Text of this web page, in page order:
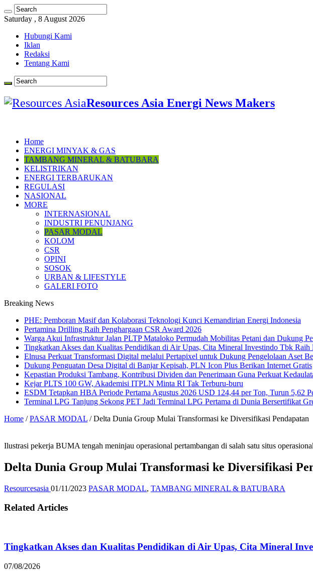
Saturday , 8 August 2026
Hubungi Kami
Iklan
Redaksi
Tentang Kami
Resources Asia Energi News Makers
Home
ENERGI MINYAK & GAS
TAMBANG MINERAL & BATUBARA
KELISTRIKAN
ENERGI TERBARUKAN
REGULASI
NASIONAL
MORE
INTERNASIONAL
INDUSTRI PENUNJANG
PASAR MODAL
KOLOM
CSR
OPINI
SOSOK
URBAN & LIFESTYLE
GALERI FOTO
Breaking News
PHE: Pemboran Masif dan Kolaborasi Teknologi Kunci Kemandirian Energi Indonesia
Pertamina Drilling Raih Penghargaan CSR Award 2026
Warga Akui Infrastruktur Jalan PLTP Mataloko Permudah Mobilitas Petani dan Dukung
Tingkatkan Akses dan Kualitas Pendidikan di Air Upas, Cita Mineral Investindo Tbk Raih
Elnusa Perkuat Transformasi Digital melalui Pertapixel untuk Dukung Pengelolaan Aset
Dukung Penguatan Desa Digital di Banjar Kepisah, PLN Icon Plus Berikan Internet Gratis
Kepastian Produksi Tambang, Kontribusi Dividen dan Penerimaan Guna Perkuat
Kejar PLTS 100 GW, Akademisi ITPLN Minta RI Tak Terburu-buru
ESDM Tetapkan HBA Periode Pertama Agustus 2026 USD 124,44 per Ton, Turun 5,62
Terminal LPG Tanjung Sekong PET Jadi Terminal LPG Pertama di Dunia Bersertifikat
Home / PASAR MODAL / Delta Dunia Group Mulai Transformasi ke Diversifikasi Pendapatan
Ilustrasi pekerja BUMA tengah meninjau operasional pertambangan di salah satu situs
Delta Dunia Group Mulai Transformasi ke Diversifikasi
Resourcesasia 01/11/2023 PASAR MODAL, TAMBANG MINERAL & BATUBARA
Related Articles
Tingkatkan Akses dan Kualitas Pendidikan di Air Upas, Cita Mineral
07/08/2026